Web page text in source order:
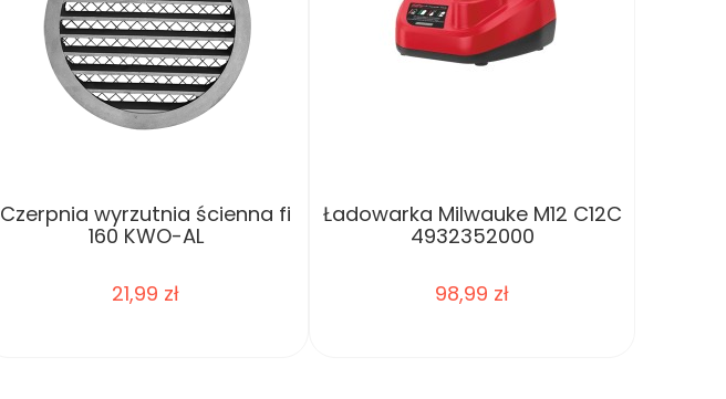
Czerpnia wyrzutnia ścienna fi
160 KWO-AL
21,99 zł
Ładowarka Milwauke M12 C12C
4932352000
98,99 zł